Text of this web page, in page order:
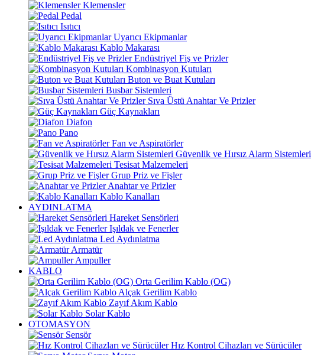
Klemensler
Pedal
Isıtıcı
Uyarıcı Ekipmanlar
Kablo Makarası
Endüstriyel Fiş ve Prizler
Kombinasyon Kutuları
Buton ve Buat Kutuları
Busbar Sistemleri
Sıva Üstü Anahtar Ve Prizler
Güç Kaynakları
Diafon
Pano
Fan ve Aspiratörler
Güvenlik ve Hırsız Alarm Sistemleri
Tesisat Malzemeleri
Grup Priz ve Fişler
Anahtar ve Prizler
Kablo Kanalları
AYDINLATMA
Hareket Sensörleri
Işıldak ve Fenerler
Led Aydınlatma
Armatür
Ampuller
KABLO
Orta Gerilim Kablo (OG)
Alçak Gerilim Kablo
Zayıf Akım Kablo
Solar Kablo
OTOMASYON
Sensör
Hız Kontrol Cihazları ve Sürücüler